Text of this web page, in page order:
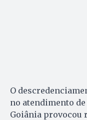
O
no atendimento
Goiânia provocou